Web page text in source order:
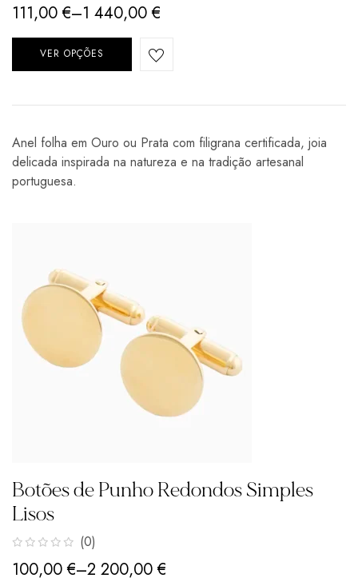
111,00€–1 440,00€
VER OPÇÕES
Anel folha em Ouro ou Prata com filigrana certificada, joia
delicada inspirada na natureza e na tradição artesanal
portuguesa.
Botões de Punho Redondos Simples
Lisos
(0)
100,00€–2 200,00€